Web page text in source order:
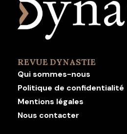
REVUE DYNASTIE
Qui sommes-nous
Politique de confidentialité
Mentions légales
Nous contacter